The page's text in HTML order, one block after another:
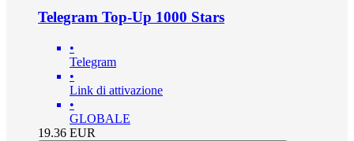
Telegram Top-Up 1000 Stars
•
Telegram
•
Link di attivazione
•
GLOBALE
19.36 EUR